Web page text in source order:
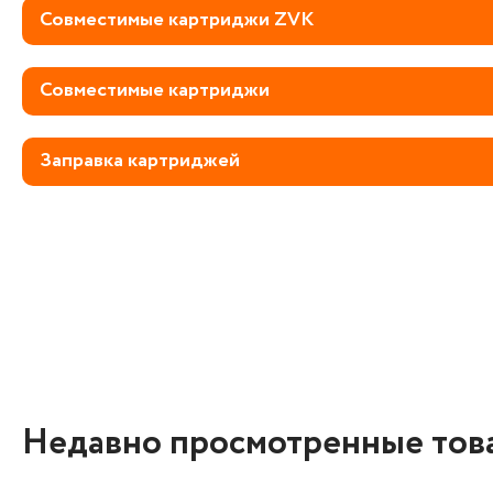
Совместимые картриджи ZVK
Совместимые картриджи
Заправка картриджей
Недавно просмотренные